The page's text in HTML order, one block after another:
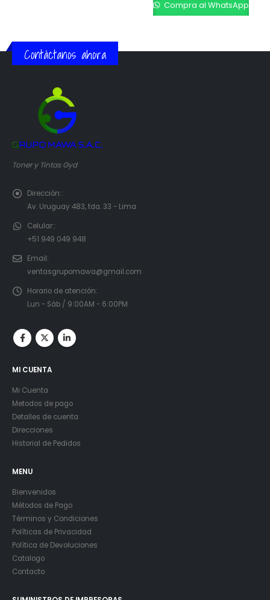
Compra al WhatsApp
Contáctanos ahora
Toner y Tintas Gyd
Dirección::
Av. Uruguay 483, tda. 33 - Lima
Celular::
+51 949 049 948
Email:
ventasgrupomawa@gmail.com
Horario de atención:
Lun - Sáb / 9:00AM - 6:00PM
MI CUENTA
Mi Cuenta
Metodos de pago
Detalles de cuenta
Direcciones
Historial de Pedidos
MENU
Bienvenidos
Métodos de Pago
Términos y Condiciones
Políticas de Privacidad
Política de Devoluciones
Catalogo
Contacto